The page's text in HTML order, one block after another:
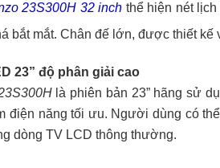
23S300H 32 inch thể hiện nét
bắt mắt. Chân đế lớn, được thiết kế
23” độ phân giải cao
là phiên bản 23” hãng sử
điện năng tối ưu. Người dùng có
dòng TV LCD thông thường.